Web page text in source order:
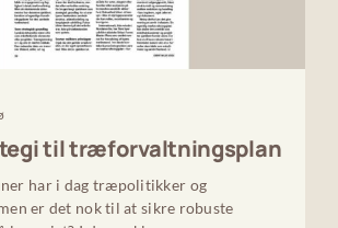
til træforvaltningsplan
har i dag træpolitikker og
er det nok til at sikre robuste